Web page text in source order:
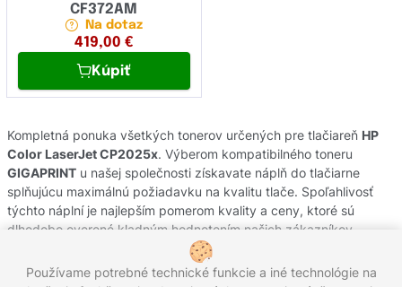
CF372AM
Na dotaz
419,00 €
Kúpiť
Kompletná ponuka všetkých tonerov určených pre tlačiareň HP
Color LaserJet CP2025x. Výberom kompatibilného toneru
GIGAPRINT u našej společnosti získavate náplň do tlačiarne
splňujúcu maximálnú požiadavku na kvalitu tlače. Spoľahlivosť
týchto náplní je najlepším pomerom kvality a ceny, ktoré sú
dlhodobo overené kladným hodnotením našich zákazníkov.
HPpochádzajú z oficiálnej
slovenskej distribúcie s garanciou pôvodu. Potrebujete poradiť s
Používame potrebné technické funkcie a iné technológie na